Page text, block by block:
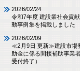
2026/02/24
令和7年度 建設業社会貢
動事例集を掲載しました
2026/02/09
≪2月9日 更新≫建設市場
助金に係る間接補助事業
受付終了）